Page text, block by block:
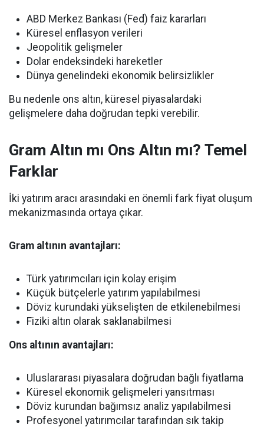
ABD Merkez Bankası (Fed) faiz kararları
Küresel enflasyon verileri
Jeopolitik gelişmeler
Dolar endeksindeki hareketler
Dünya genelindeki ekonomik belirsizlikler
Bu nedenle ons altın, küresel piyasalardaki
gelişmelere daha doğrudan tepki verebilir.
Gram Altın mı Ons Altın mı? Temel
Farklar
İki yatırım aracı arasındaki en önemli fark fiyat oluşum
mekanizmasında ortaya çıkar.
Gram altının avantajları:
Türk yatırımcıları için kolay erişim
Küçük bütçelerle yatırım yapılabilmesi
Döviz kurundaki yükselişten de etkilenebilmesi
Fiziki altın olarak saklanabilmesi
Ons altının avantajları:
Uluslararası piyasalara doğrudan bağlı fiyatlama
Küresel ekonomik gelişmeleri yansıtması
Döviz kurundan bağımsız analiz yapılabilmesi
Profesyonel yatırımcılar tarafından sık takip